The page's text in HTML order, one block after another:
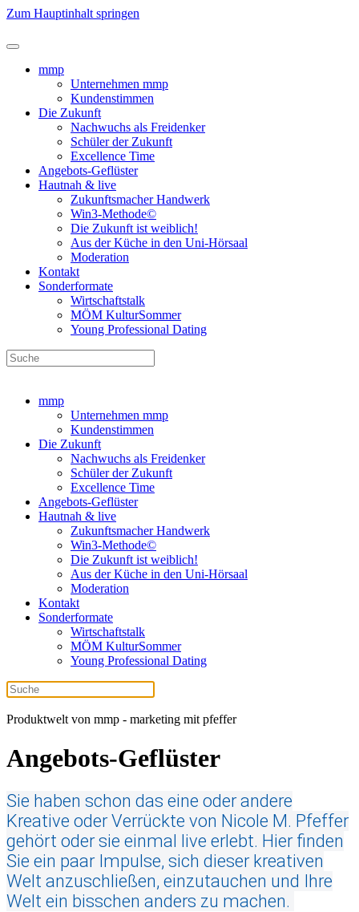
Zum Hauptinhalt springen
mmp
Unternehmen mmp
Kundenstimmen
Die Zukunft
Nachwuchs als Freidenker
Schüler der Zukunft
Excellence Time
Angebots-Geflüster
Hautnah & live
Zukunftsmacher Handwerk
Win3-Methode©
Die Zukunft ist weiblich!
Aus der Küche in den Uni-Hörsaal
Moderation
Kontakt
Sonderformate
Wirtschaftstalk
MÖM KulturSommer
Young Professional Dating
mmp
Unternehmen mmp
Kundenstimmen
Die Zukunft
Nachwuchs als Freidenker
Schüler der Zukunft
Excellence Time
Angebots-Geflüster
Hautnah & live
Zukunftsmacher Handwerk
Win3-Methode©
Die Zukunft ist weiblich!
Aus der Küche in den Uni-Hörsaal
Moderation
Kontakt
Sonderformate
Wirtschaftstalk
MÖM KulturSommer
Young Professional Dating
Produktwelt von mmp - marketing mit pfeffer
Angebots-Geflüster
Sie haben schon das eine oder andere
Kreative oder Verrückte von Nicole M. Pfeffer
gehört oder sie einmal live erlebt. Hier finden
Sie ein paar Impulse, sich dieser kreativen
Welt anzuschließen, einzutauchen und Ihre
Welt ein bisschen anders zu machen.